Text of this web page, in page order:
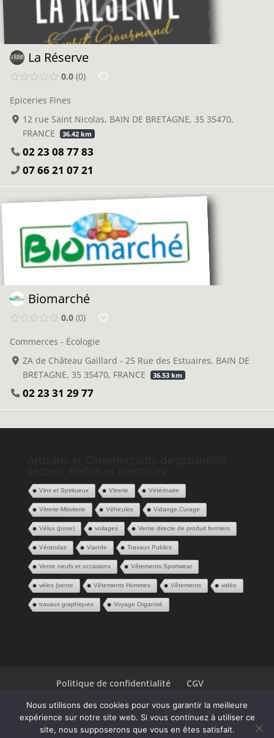
La Réserve
0.0 0
Epiceries Fines
12 rue Saint Nicolas, BAIN DE BRETAGNE, 35 35470,
FRANCE
36.42 km
02 23 08 77 83
07 66 21 07 21
Biomarché
0.0 0
Commerces - Écologie
ZA de Château Gaillard - 25 Rue des Estuaires, BAIN DE
BRETAGNE, 35 35470, FRANCE
36.53 km
02 23 31 29 77
Vins et Spiritueux Vitrerie Vétérinaire
Vitrerie-Miroiterie Véhicules Vidange,Curage
Vélux (pose) voilages Vente directe de produit fermiers
Vérandas Viande Travaux Publics
Vente neufs et occasions Vêtements Sportwear
vélos (vente Vêtements Hommes Vêtements vidéo
travaux graphiques Voyage Organisé
Politique de confidentialité
CGV
| Une créationP2ID© 2020
Nous utilisons des cookies pour vous garantir la meilleure
expérience sur notre site web. Si vous continuez à utiliser ce
site, nous supposerons que vous en êtes satisfait.